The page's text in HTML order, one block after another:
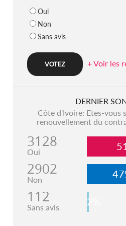
Oui
Non
Sans avis
+ Voir les
DERNIER
Côte d'Ivoire: Etes-vous
renouvellement du
3128
Oui
2902
Non
112
Sans avis 2%